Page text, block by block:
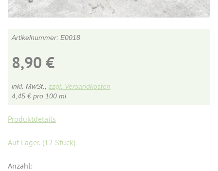
E0018
8,90 €
inkl. MwSt., zzgl. Versandkosten
4,45 € pro 100 ml
Produktdetails
Auf Lager. (12 Stück)
Anzahl: